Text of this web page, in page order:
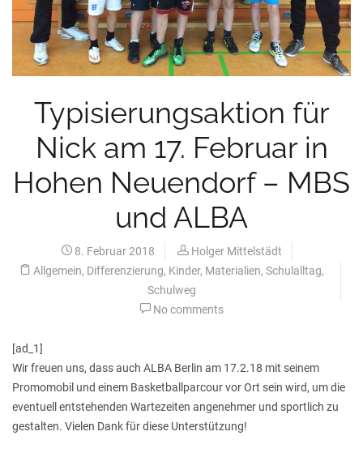
Typisierungsaktion für
Nick am 17. Februar in
Hohen Neuendorf – MBS
und ALBA
8. Februar 2018
Holger Mittelstädt
Allgemein, Differenzierung, Kinder, Materialien, Schulalltag,
Schulweg
No comments
[ad_1]
Wir freuen uns, dass auch ALBA Berlin am 17.2.18 mit seinem
Promomobil und einem Basketballparcour vor Ort sein wird, um die
eventuell entstehenden Wartezeiten angenehmer und sportlich zu
gestalten. Vielen Dank für diese Unterstützung!